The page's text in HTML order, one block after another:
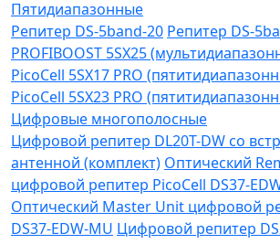
Пятидиапазонные
Репитер DS-5band-20 Репитер DS-
PROFIBOOST 5SX25
PicoCell 5SX17 PRO
PicoCell 5SX23 PRO
Цифровые многополосные
Цифровой репитер DL20T-DW со
антенной (комплект) Оптический
цифровой репитер PicoCell DS37-
Оптический Master Unit цифровой
DS37-EDW-MU Цифровой репитер